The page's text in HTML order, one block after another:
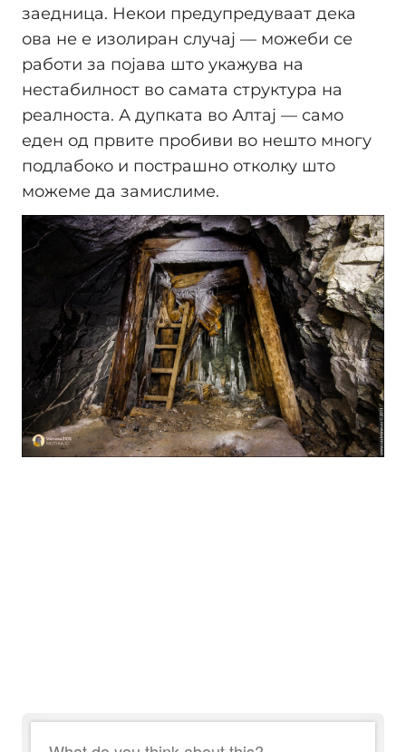
заедница. Некои предупредуваат дека
ова не е изолиран случај — можеби се
работи за појава што укажува на
нестабилност во самата структура на
реалноста. А дупката во Алтај — само
еден од првите пробиви во нешто многу
подлабоко и пострашно отколку што
можеме да замислиме.